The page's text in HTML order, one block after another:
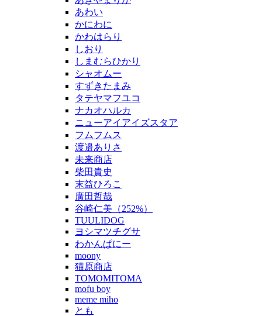
あわい
かにわに
かわはらり
しおり
しまむらひかり
シャオムー
すずきたまみ
タテヤマフユコ
ナカオハルカ
ニューアイアイズスタア
フムフムス
渡邉ありさ
未来商店
柴田貴史
末益ひろこ
廣田哲哉
谷崎仁美（252%）
TUULIDOG
ヨシマツチグサ
わかんぱにー
moony
猫原商店
TOMOMITOMA
mofu boy
meme miho
とも